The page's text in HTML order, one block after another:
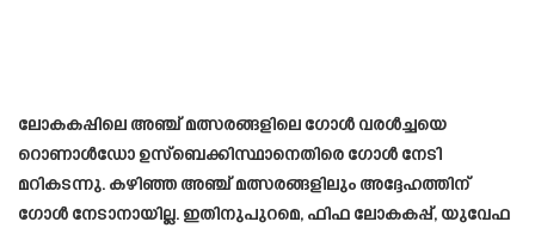
ലോകകപ്പിലെ അഞ്ച് മത്സരങ്ങളിലെ ഗോൾ വരൾച്ചയെ
റൊണാൾഡോ ഉസ്ബെക്കിസ്ഥാനെതിരെ ഗോൾ നേടി
മറികടന്നു. കഴിഞ്ഞ അഞ്ച് മത്സരങ്ങളിലും അദ്ദേഹത്തിന്
ഗോൾ നേടാനായില്ല. ഇതിനുപുറമെ, ഫിഫ ലോകകപ്പ്, യുവേഫ